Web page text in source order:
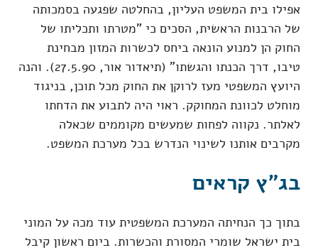
אפילו בית המשפט העליון, בהחלטה שפגעה בסמכותה
של הרבנות הראשית, הסכים כי "מטרתו ותכליתו של
החוק הן למנוע הונאה ביחס לכשרות המזון מבחינת
טיבו, דרך הכנתו והגשתו" (תיאדור אור, 27.5.90). והנה
היועץ המשפטי מעז לרוקן את החוק מכל תוכן, בניגוד
מוחלט לכוונת המחוקק. ראוי היה לתבוע את הדחתו
לאלתר. נקווה לפחות שמעשים מקוממים שכאלה
מקרבים אותנו לשינוי הנדרש בכל מערכת המשפט.
בג"ץ קראים
בתוך כך הנחיתה המערכת המשפטית עוד מכה על המוני
בית ישראל שומרי המסורת והכשרות. ביום ראשון קיבל